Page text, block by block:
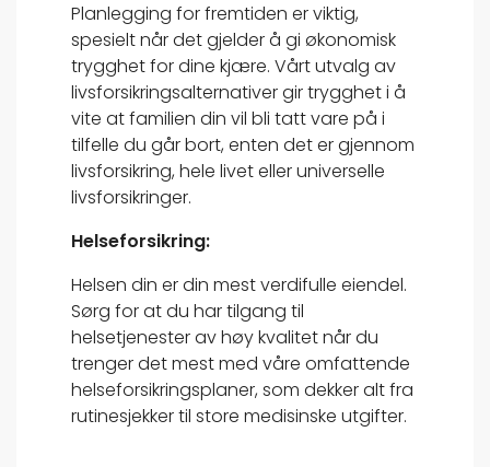
Planlegging for fremtiden er viktig,
spesielt når det gjelder å gi økonomisk
trygghet for dine kjære. Vårt utvalg av
livsforsikringsalternativer gir trygghet i å
vite at familien din vil bli tatt vare på i
tilfelle du går bort, enten det er gjennom
livsforsikring, hele livet eller universelle
livsforsikringer.
Helseforsikring:
Helsen din er din mest verdifulle eiendel.
Sørg for at du har tilgang til
helsetjenester av høy kvalitet når du
trenger det mest med våre omfattende
helseforsikringsplaner, som dekker alt fra
rutinesjekker til store medisinske utgifter.